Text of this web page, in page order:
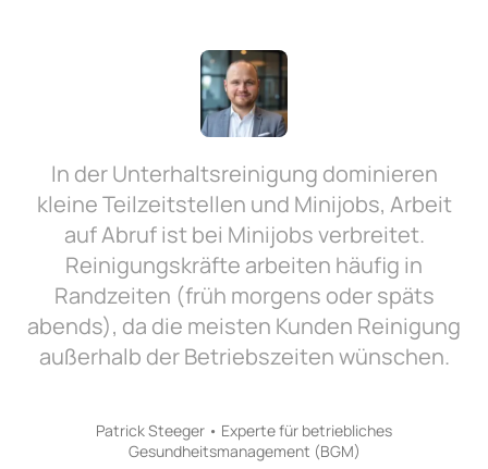
In der Unterhaltsreinigung dominieren
kleine Teilzeitstellen und Minijobs, Arbeit
auf Abruf ist bei Minijobs verbreitet.
Reinigungskräfte arbeiten häufig in
Randzeiten (früh morgens oder späts
abends), da die meisten Kunden Reinigung
außerhalb der Betriebszeiten wünschen.